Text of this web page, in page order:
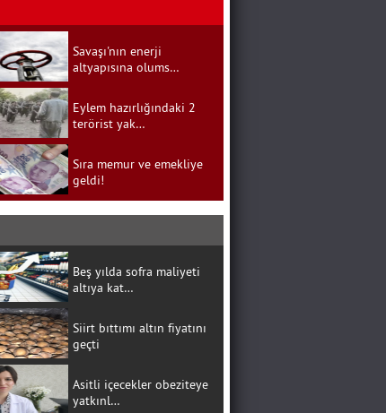
Savaşı'nın enerji
altyapısına olums…
Eylem hazırlığındaki 2
terörist yak…
Sıra memur ve emekliye
geldi!
Beş yılda sofra maliyeti
altıya kat…
Siirt bıttımı altın fiyatını
geçti
Asitli içecekler obeziteye
yatkınl…